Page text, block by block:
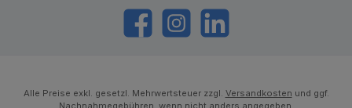
https://www.facebook.com/dentalcontact
Instagram
Alle Preise exkl. gesetzl. Mehrwertsteuer zzgl. Versandkosten und ggf.
Nachnahmegebühren, wenn nicht anders angegeben.